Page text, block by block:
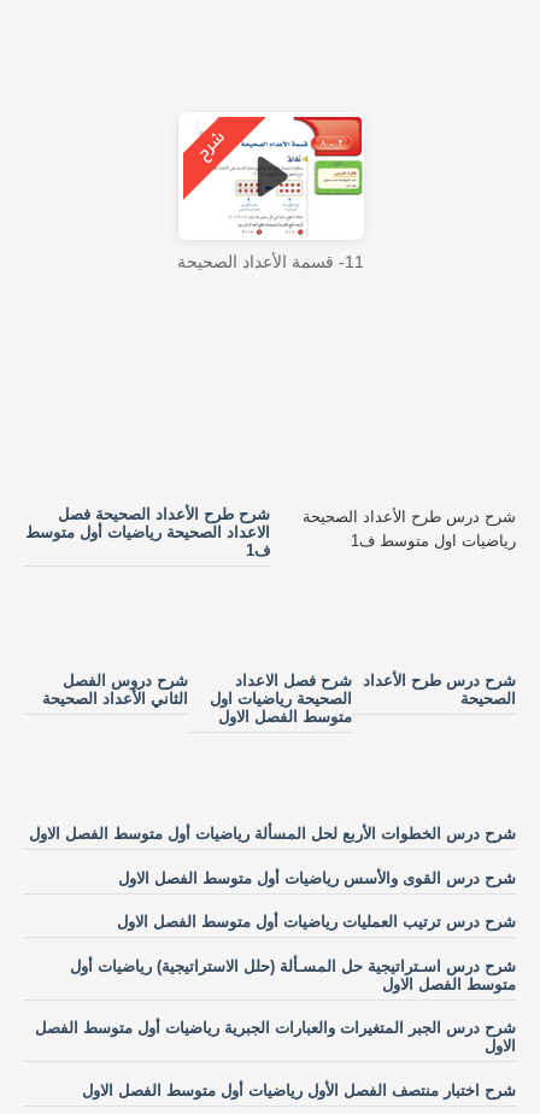
11- قسمة الأعداد الصحيحة
شرح درس طرح الأعداد الصحيحة
رياضيات اول متوسط ف1
شرح طرح الأعداد الصحيحة فصل
الاعداد الصحيحة رياضيات أول متوسط
ف1
شرح درس طرح الأعداد
الصحيحة
شرح فصل الاعداد
الصحيحة رياضيات اول
متوسط الفصل الاول
شرح دروس الفصل
الثاني الأعداد الصحيحة
شرح درس الخطوات الأربع لحل المسألة رياضيات أول متوسط الفصل الاول
شرح درس القوى والأسس رياضيات أول متوسط الفصل الاول
شرح درس ترتيب العمليات رياضيات أول متوسط الفصل الاول
شرح درس اسـتراتيجية حل المسـألة (حلل الاستراتيجية) رياضيات أول
متوسط الفصل الاول
شرح درس الجبر المتغيرات والعبارات الجبرية رياضيات أول متوسط الفصل
الاول
شرح اختبار منتصف الفصل الأول رياضيات أول متوسط الفصل الاول